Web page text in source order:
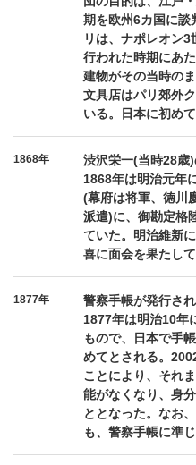
期を欧州6カ国に談
リは、ナポレオン
行われた時期にあ
建物がその当時の
文具店はパリ郊外
いる。日本に初め
1868年
渋沢栄一(当時28歳)
1868年は明治元年
(幕府は将軍、徳川
派遣)に、御勘定格
ていた。明治維新
喜に面会を果たして
1877年
警察手帳が発行され
1877年は明治10年
もので、日本で手
めてとされる。
ことにより、それ
能がなくなり、身
ととなった。なお
も、警察手帳に準